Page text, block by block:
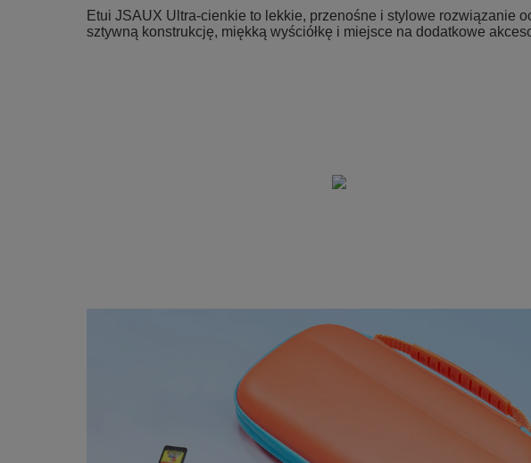
Etui JSAUX Ultra‑cienkie to lekkie, przenośne i stylowe rozwiązanie
sztywną konstrukcję, miękką wyściółkę i miejsce na dodatkowe